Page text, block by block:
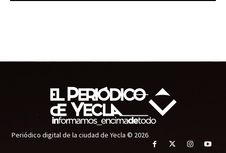
Periódico digital de la ciudad de Yecla © 2026